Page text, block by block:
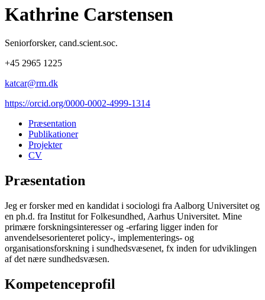
Kathrine Carstensen
Seniorforsker, cand.scient.soc.
+45 2965 1225
katcar@rm.dk
https://orcid.org/0000-0002-4999-1314
Præsentation
Publikationer
Projekter
CV
Præsentation
Jeg er forsker med en kandidat i sociologi fra Aalborg Universitet og
en ph.d. fra Institut for Folkesundhed, Aarhus Universitet. Mine
primære forskningsinteresser og -erfaring ligger inden for
anvendelsesorienteret policy-, implementerings- og
organisationsforskning i sundhedsvæsenet, fx inden for udviklingen
af det nære sundhedsvæsen.
Kompetenceprofil